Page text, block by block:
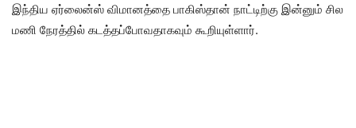
இந்திய ஏர்லைன்ஸ் விமானத்தை பாகிஸ்தான் நாட்டிற்கு இன்னும் சில
மணி நேரத்தில் கடத்தப்போவதாகவும் கூறியுள்ளார்.